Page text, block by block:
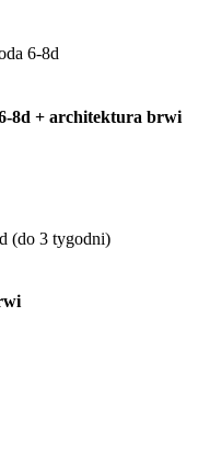
6-8d
6-8d + architektura brwi
(do 3 tygodni)